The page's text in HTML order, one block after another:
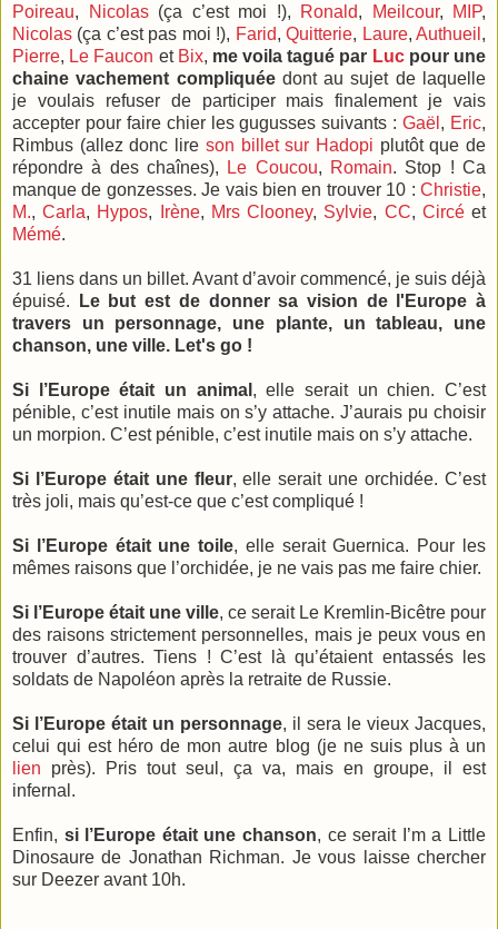
Poireau, Nicolas(ça c’est moi !), Ronald, Meilcour, MIP,
Nicolas (ça c’est pas moi !), Farid,Quitterie, Laure,Authueil ,
Pierre, Le Faucon et Bix, me voila tagué par Lucpour une
chaine vachement compliquéedont au sujet de laquelle
je voulais refuser de participer mais finalement je vais
accepter pour faire chier les gugusses suivants :Gaël , Eric,
Rimbus (allez donc lire son billet sur Hadopi plutôt que de
répondre à des chaînes),
Le Coucou, Romain. Stop ! Ca
manque de gonzesses. Je vais bien en trouver 10 : Christie,
M.,Carla, Hypos, Irène, Mrs Clooney, Sylvie, CC, Circéet
Mémé.
31 liens dans un billet. Avant d’avoir commencé, je suis déjà
épuisé.
Le but est de donner sa vision de l'Europe à
travers un personnage, une plante, un tableau, une
chanson, une ville. Let's go !
Si l’Europe était un animal , elle serait un chien. C’est
pénible, c’est inutile mais on s’y attache. J’aurais pu choisir
un morpion. C’est pénible, c’est inutile mais on s’y attache.
Si l’Europe était une fleur, elle serait une orchidée. C’est
très joli, mais qu’est-ce que c’est compliqué !
Si l’Europe était une toile, elle serait Guernica. Pour les
mêmes raisons que l’orchidée, je ne vais pas me faire chier.
Si l’Europe était une ville, ce serait Le Kremlin-Bicêtre pour
des raisons strictement personnelles, mais je peux vous en
trouver d’autres. Tiens ! C’est là qu’étaient entassés les
soldats de Napoléon après la retraite de Russie.
Si l’Europe était un personnage, il sera le vieux Jacques,
celui qui est héro de mon autre blog (je ne suis plus à un
lien près). Pris tout seul, ça va, mais en groupe, il est
infernal.
Enfin, si l’Europe était une chanson, ce serait I’m a Little
Dinosaure de Jonathan Richman. Je vous laisse chercher
sur Deezer avant 10h.